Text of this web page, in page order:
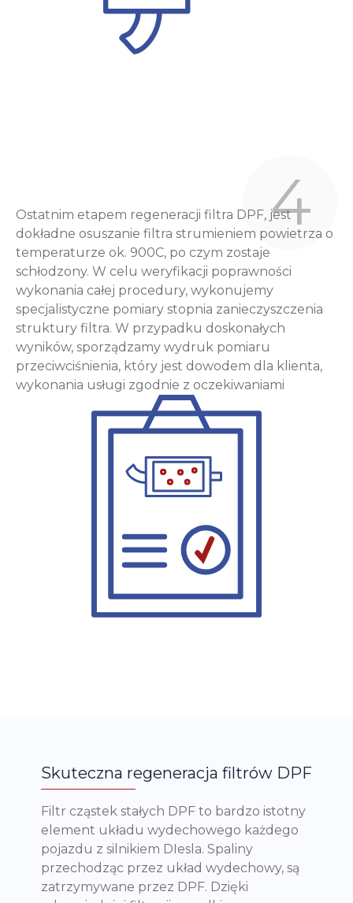
4
Ostatnim etapem regeneracji filtra DPF, jest
dokładne osuszanie filtra strumieniem powietrza o
temperaturze ok. 900C, po czym zostaje
schłodzony. W celu weryfikacji poprawności
wykonania całej procedury, wykonujemy
specjalistyczne pomiary stopnia zanieczyszczenia
struktury filtra. W przypadku doskonałych
wyników, sporządzamy wydruk pomiaru
przeciwciśnienia, który jest dowodem dla klienta,
wykonania usługi zgodnie z oczekiwaniami
Skuteczna regeneracja filtrów DPF
Filtr cząstek stałych DPF to bardzo istotny
element układu wydechowego każdego
pojazdu z silnikiem DIesla. Spaliny
przechodząc przez układ wydechowy, są
zatrzymywane przez DPF. Dzięki